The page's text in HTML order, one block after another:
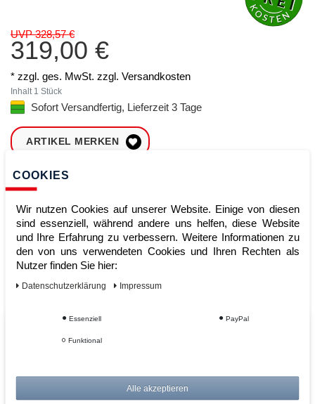
UVP 328,57 €
319,00 €
* zzgl. ges. MwSt. zzgl. Versandkosten
Inhalt 1 Stück
Sofort Versandfertig, Lieferzeit 3 Tage
ARTIKEL MERKEN
ZUM WARENKORB
Sofort lieferbar
Kauf auf Rechnung
COOKIES
Wir nutzen Cookies auf unserer Website. Einige von diesen
sind essenziell, während andere uns helfen, diese Website
und Ihre Erfahrung zu verbessern. Weitere Informationen zu
den von uns verwendeten Cookies und Ihren Rechten als
Nutzer finden Sie hier:
Daten­schutz­erklärung Impressum
Essenziell PayPal
Funktional
Alle akzeptieren